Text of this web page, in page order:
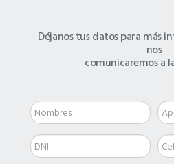
Déjanos tus datos para más
nos
comunicaremos a